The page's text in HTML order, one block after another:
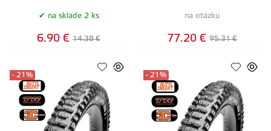
na sklade 2 ks
6.90 € 14.38 €
na otázku
77.20 € 95.31 €
- 21% - 21%